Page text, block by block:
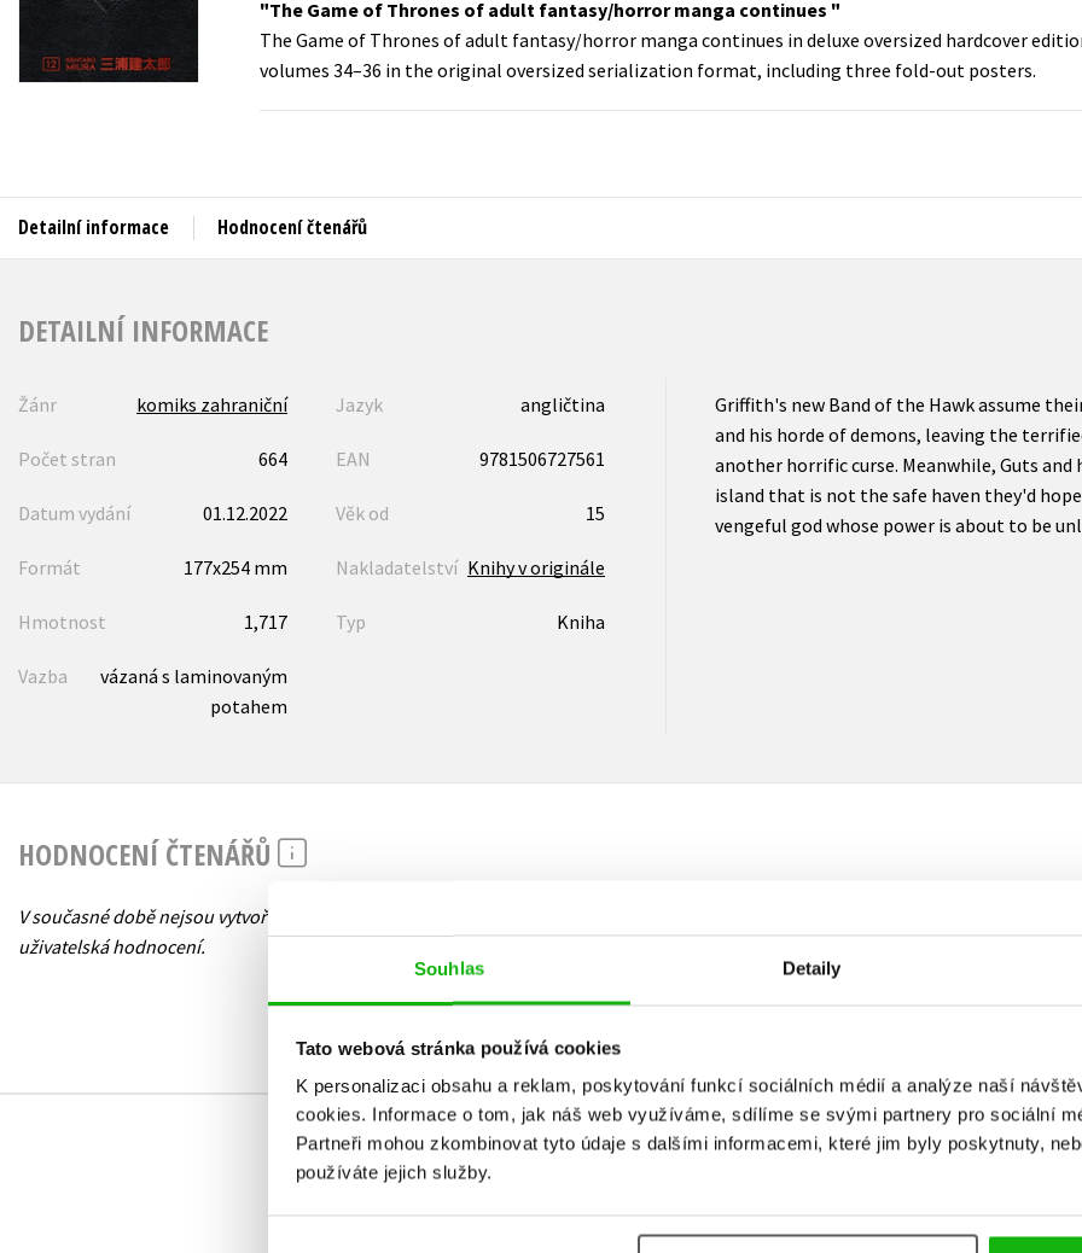
Souhlas Detaily
Tato webová stránka používá cookies
K personalizaci obsahu a reklam, poskytování funkcí sociálních médií a analýze naší
cookies. Informace o tom, jak náš web využíváme, sdílíme se svými partnery pro sociální
Partneři mohou zkombinovat tyto údaje s dalšími informacemi, které jim byly poskytnuty,
používáte jejich služby.
Auto - moto
Beletrie pro děti
Jazyky
Populárně - naučná pro dospělé
Populárně - naučné pro děti
Young adult (SK)
Zahraniční literatura
Všechny tituly
The Game of Thrones of adult fantasy/horror manga continues
The Game of Thrones of adult fantasy/horror manga continues in deluxe oversized hardcover
volumes 34–36 in the original oversized serialization format, including three fold-out posters.
Detailní informace Hodnocení čtenářů
DETAILNÍ INFORMACE
Žánr komiks zahraniční Jazyk angličtina
Počet stran 664 EAN 9781506727561
Datum vydání 01.12.2022 Věk od 15
Formát 177x254 mm Nakladatelství Knihy v originále
Hmotnost 1,717 Typ Kniha
Vazba
vázaná s laminovaným
potahem
Griffith's new Band of the Hawk assume
and his horde of demons, leaving the
another horrific curse. Meanwhile, Guts
island that is not the safe haven they'd
vengeful god whose power is about to be
HODNOCENÍ ČTENÁŘŮ
V současné době nejsou vytvořena žádná
uživatelská hodnocení.
Uživatelskou recenzi mohou vkládat pouze registrovaní
MOHLO BY VÁS TAKÉ ZAJÍMAT